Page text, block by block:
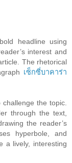
headline using
interest and
The rhetorical
เซ็กซี่บาคาร่า
challenge the topic.
through the text,
the reader’s
hyperbole, and
a lively, interesting